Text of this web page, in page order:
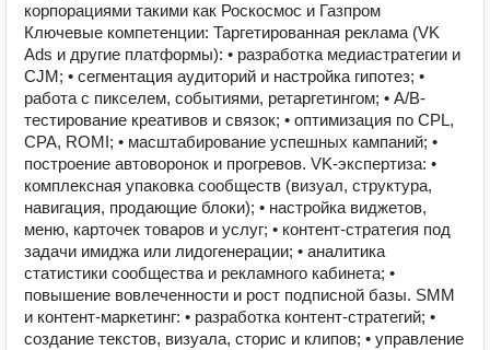
корпорациями такими как Роскосмос и Газпром
Ключевые компетенции: Таргетированная реклама (VK
Ads и другие платформы): • разработка медиастратегии и
CJM; • сегментация аудиторий и настройка гипотез; •
работа с пикселем, событиями, ретаргетингом; • A/B-
тестирование креативов и связок; • оптимизация по CPL,
CPA, ROMI; • масштабирование успешных кампаний; •
построение автоворонок и прогревов. VK-экспертиза: •
комплексная упаковка сообществ (визуал, структура,
навигация, продающие блоки); • настройка виджетов,
меню, карточек товаров и услуг; • контент-стратегия под
задачи имиджа или лидогенерации; • аналитика
статистики сообщества и рекламного кабинета; •
повышение вовлеченности и рост подписной базы. SMM
и контент-маркетинг: • разработка контент-стратегий; •
создание текстов, визуала, сторис и клипов; • управление